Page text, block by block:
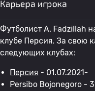
Карьера игрока
Футболист A. Fadzillah
клубе Персия. За свою
следующих клубах:
Персия - 01.07.2021-
Persibo Bojonegoro -